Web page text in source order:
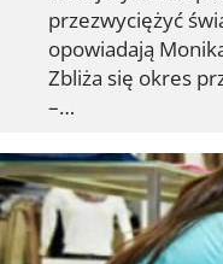
przezwyciężyć
opowiadają
Zbliża się okres
–…